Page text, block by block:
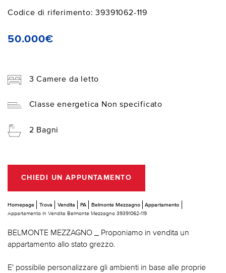
Codice di riferimento: 39391062-119
50.000€
3 Camere da letto
Classe energetica Non specificato
2 Bagni
CHIEDI UN APPUNTAMENTO
Homepage Trova Vendita PA Belmonte Mezzagno
Appartamento
Appartamento In Vendita Belmonte Mezzagno 39391062-119
BELMONTE MEZZAGNO _ Proponiamo in vendita un
appartamento allo stato grezzo.
E' possibile personalizzare gli ambienti in base alle proprie